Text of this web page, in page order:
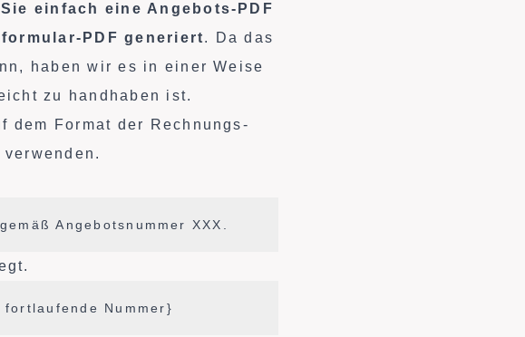
einfach eine Angebots-PDF
PDF generiert. Da das
haben wir es in einer Weise
zu handhaben ist.
dem Format der Rechnungs-
Angebotsnummer XXX.
Nummer}